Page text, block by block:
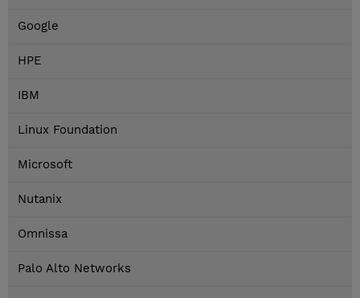
Google
HPE
IBM
Linux Foundation
Microsoft
Nutanix
Omnissa
Palo Alto Networks